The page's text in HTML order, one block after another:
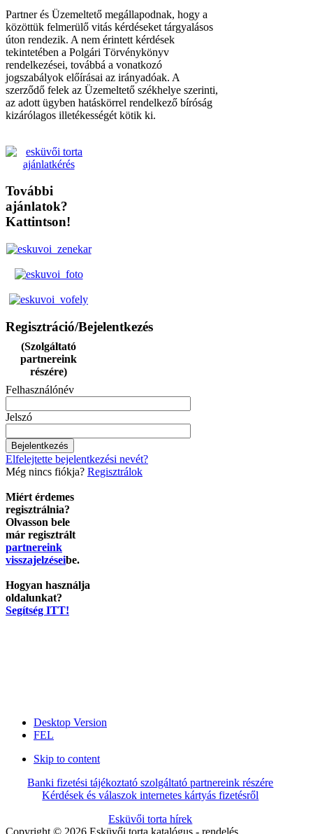
Partner és Üzemeltető megállapodnak, hogy a
közöttük felmerülő vitás kérdéseket tárgyalásos
úton rendezik. A nem érintett kérdések
tekintetében a Polgári Törvénykönyv
rendelkezései, továbbá a vonatkozó
jogszabályok előírásai az irányadóak. A
szerződő felek az Üzemeltető székhelye szerinti,
az adott ügyben hatáskörrel rendelkező bíróság
kizárólagos illetékességét kötik ki.
További
ajánlatok?
Kattintson!
Regisztráció/Bejelentkezés
(Szolgáltató
partnereink
részére)
Felhasználónév
Jelszó
Elfelejtette bejelentkezési nevét?
Még nincs fiókja? Regisztrálok
Miért érdemes
regisztrálnia?
Olvasson bele
már regisztrált
partnereink
visszajelzéseibe.
Hogyan használja
oldalunkat?
Segítség ITT!
Desktop Version
FEL
Skip to content
Banki fizetési tájékoztató szolgáltató partnereink részére
Kérdések és válaszok internetes kártyás fizetésről
Esküvői torta hírek